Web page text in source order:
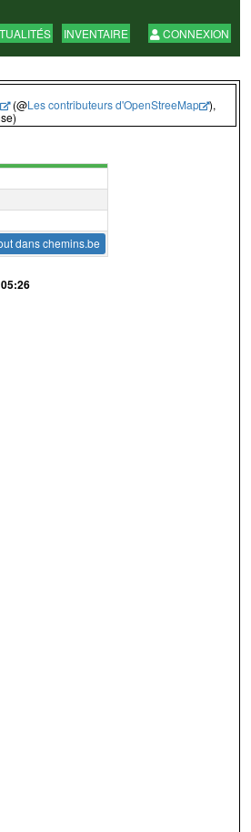
INVENTAIRE CONNEXION
(@Les contributeurs d'OpenStreeMap
),
dans chemins.be